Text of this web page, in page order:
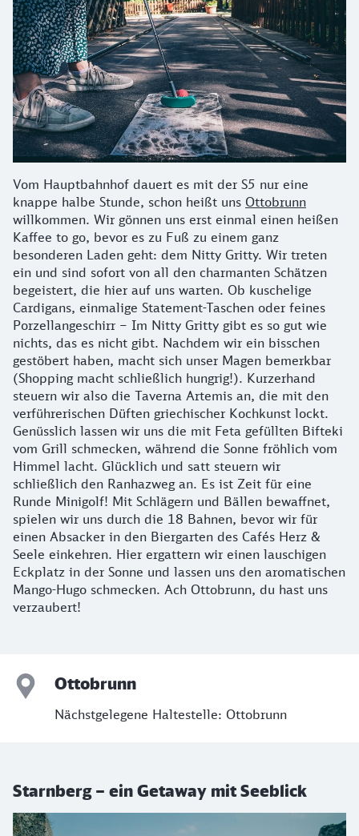
Vom Hauptbahnhof dauert es mit der S5 nur eine
knappe halbe Stunde, schon heißt uns Ottobrunn
willkommen. Wir gönnen uns erst einmal einen heißen
Kaffee to go, bevor es zu Fuß zu einem ganz
besonderen Laden geht: dem Nitty Gritty. Wir treten
ein und sind sofort von all den charmanten Schätzen
begeistert, die hier auf uns warten. Ob kuschelige
Cardigans, einmalige Statement-Taschen oder feines
Porzellangeschirr – Im Nitty Gritty gibt es so gut wie
nichts, das es nicht gibt. Nachdem wir ein bisschen
gestöbert haben, macht sich unser Magen bemerkbar
(Shopping macht schließlich hungrig!). Kurzerhand
steuern wir also die Taverna Artemis an, die mit den
verführerischen Düften griechischer Kochkunst lockt.
Genüsslich lassen wir uns die mit Feta gefüllten Bifteki
vom Grill schmecken, während die Sonne fröhlich vom
Himmel lacht. Glücklich und satt steuern wir
schließlich den Ranhazweg an. Es ist Zeit für eine
Runde Minigolf! Mit Schlägern und Bällen bewaffnet,
spielen wir uns durch die 18 Bahnen, bevor wir für
einen Absacker in den Biergarten des Cafés Herz &
Seele einkehren. Hier ergattern wir einen lauschigen
Eckplatz in der Sonne und lassen uns den aromatischen
Mango-Hugo schmecken. Ach Ottobrunn, du hast uns
verzaubert!
Ottobrunn
Nächstgelegene Haltestelle: Ottobrunn
Starnberg – ein Getaway mit Seeblick